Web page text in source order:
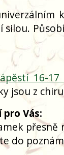
silou.
16-17
jsou z
Vás:
přesně
do